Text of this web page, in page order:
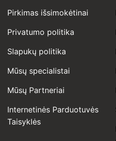
Pirkimas išsimokėtinai
Privatumo politika
Slapukų politika
Mūsų specialistai
Mūsų Partneriai
Internetinės Parduotuvės
Taisyklės